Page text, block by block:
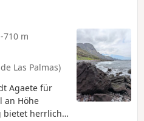
-710 m
Las Palmas)
Agaete für
an Höhe
bietet herrliche